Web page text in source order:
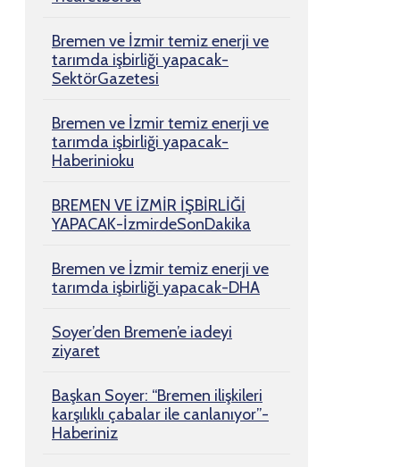
Bremen ve İzmir temiz enerji ve
tarımda işbirliği yapacak-
SektörGazetesi
Bremen ve İzmir temiz enerji ve
tarımda işbirliği yapacak-
Haberinioku
BREMEN VE İZMİR İŞBİRLİĞİ
YAPACAK-İzmirdeSonDakika
Bremen ve İzmir temiz enerji ve
tarımda işbirliği yapacak-DHA
Soyer’den Bremen’e iadeyi
ziyaret
Başkan Soyer: “Bremen ilişkileri
karşılıklı çabalar ile canlanıyor”-
Haberiniz